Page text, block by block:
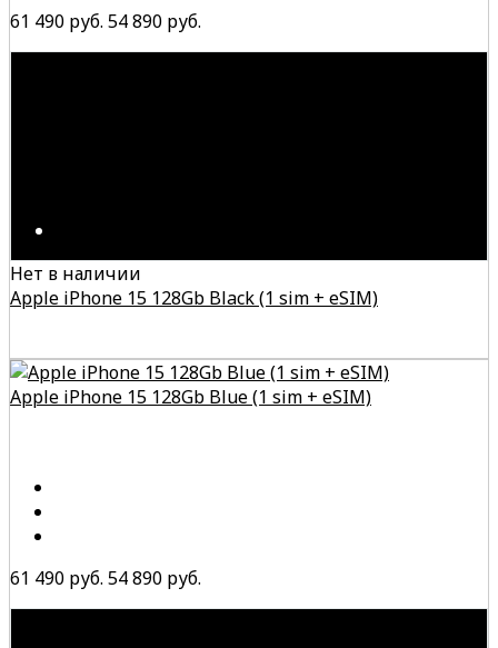
61 490 руб. 54 890 руб.
Нет в наличии
Apple iPhone 15 128Gb Black (1 sim + eSIM)
Apple iPhone 15 128Gb Blue (1 sim + eSIM)
61 490 руб. 54 890 руб.